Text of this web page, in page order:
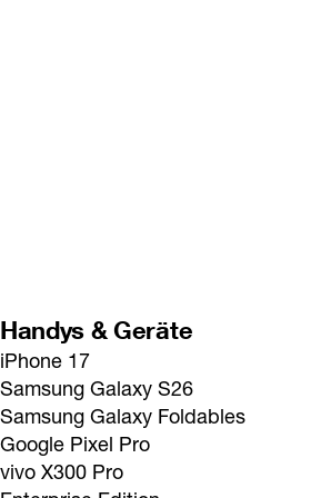
Handys & Geräte
iPhone 17
Samsung Galaxy S26
Samsung Galaxy Foldables
Google Pixel Pro
vivo X300 Pro